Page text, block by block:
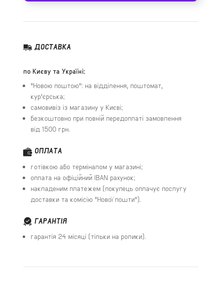
ДОСТАВКА
по Києву та Україні:
"Новою поштою": на відділення, поштомат,
кур'єрська;
самовивіз із магазину у Києві;
безкоштовно при повній передоплаті замовлення
від 1500 грн.
ОПЛАТА
готівкою або терміналом у магазині;
оплата на офіційний IBAN рахунок;
накладеним платежем (покупець оплачує послугу
доставки та комісію "Нової пошти").
ГАРАНТІЯ
гарантія 24 місяці (тільки на ролики).